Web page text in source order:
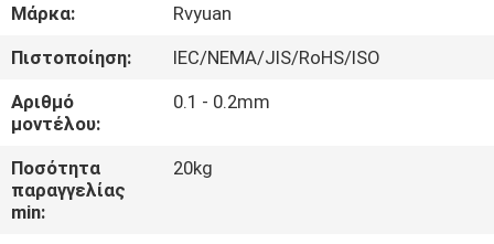
ΓΎΡΟΣ
ΕΡΓΟΣΤΑΣΊΩΝ
ΠΟΙΟΤΙΚΌΣ
ΈΛΕΓΧΟΣ
Μάρκα:
Rvyuan
Πιστοποίηση:
IEC/NEMA/JIS/RoHS/ISO
Αριθμό
μοντέλου:
0.1 - 0.2mm
Ποσότητα
παραγγελίας
min:
20kg